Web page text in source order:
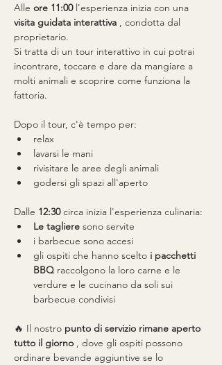
Alle ore 11:00 l'esperienza inizia con una
visita guidata interattiva , condotta dal
proprietario.
Si tratta di un tour interattivo in cui potrai
incontrare, toccare e dare da mangiare a
molti animali e scoprire come funziona la
fattoria.
Dopo il tour, c'è tempo per:
relax
lavarsi le mani
rivisitare le aree degli animali
godersi gli spazi all'aperto
Dalle 12:30 circa inizia l'esperienza culinaria:
Le tagliere sono servite
i barbecue sono accesi
gli ospiti che hanno scelto i pacchetti
BBQ raccolgono la loro carne e le
verdure e le cucinano da soli sui
barbecue condivisi
🔥 Il nostro punto di servizio rimane aperto
tutto il giorno , dove gli ospiti possono
ordinare bevande aggiuntive se lo